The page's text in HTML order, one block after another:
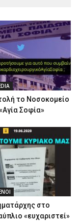
το Νοσοκομείο
Σοφία»
στο
«ευχαριστεί»